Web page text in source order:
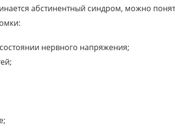
абстинентный синдром, можно
нервного напряжения;